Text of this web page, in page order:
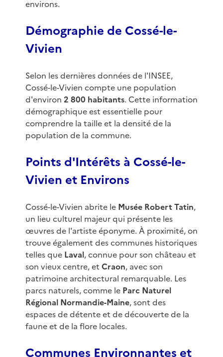
environs.
Démographie de Cossé-le-
Vivien
Selon les dernières données de l'INSEE,
Cossé-le-Vivien compte une population
d'environ 2 800 habitants. Cette information
démographique est essentielle pour
comprendre la taille et la densité de la
population de la commune.
Points d'Intérêts à Cossé-le-
Vivien et Environs
Cossé-le-Vivien abrite le Musée Robert Tatin,
un lieu culturel majeur qui présente les
œuvres de l'artiste éponyme. À proximité, on
trouve également des communes historiques
telles que Laval, connue pour son château et
son vieux centre, et Craon, avec son
patrimoine architectural remarquable. Les
parcs naturels, comme le Parc Naturel
Régional Normandie-Maine, sont des
espaces de détente et de découverte de la
faune et de la flore locales.
Communes Environnantes et